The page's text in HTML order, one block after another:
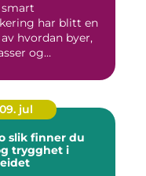
har blitt en
hvordan byer,
og
09. jul
trygghet i